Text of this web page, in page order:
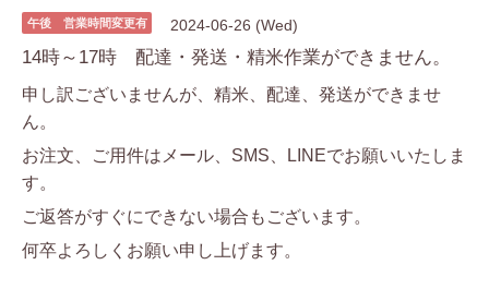
午後 営業時間変更有 2024-06-26 (Wed)
14時～17時 配達・発送・精米作業ができません。
申し訳ございませんが、精米、配達、発送ができませ
ん。
お注文、ご用件はメール、SMS、LINEでお願いいたしま
す。
ご返答がすぐにできない場合もございます。
何卒よろしくお願い申し上げます。